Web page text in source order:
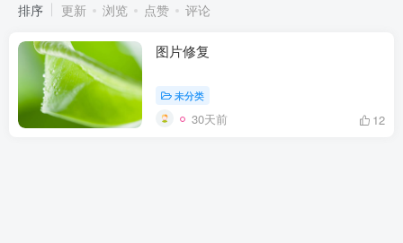
排序 更新 浏览 点赞 评论
图片修复
未分类
30天前 12